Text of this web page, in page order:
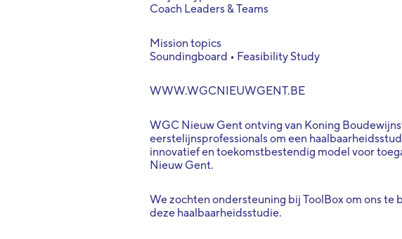
Coach Leaders & Teams
Mission topics
Soundingboard • Feasibility Study
WWW.WGCNIEUWGENT.BE
WGC Nieuw Gent ontving van Koning
eerstelijnsprofessionals om een
innovatief en toekomstbestendig model voor
Nieuw Gent.
We zochten ondersteuning bij ToolBox om ons te
deze haalbaarheidsstudie.